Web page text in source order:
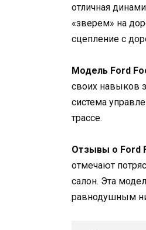
отличная
«зверем» на
сцепление с
Модель Ford
своих навыков
система
трассе.
Отзывы о Ford
отмечают
салон. Эта
равнодушным ни